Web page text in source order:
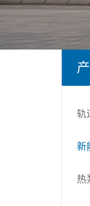
轨
新
热